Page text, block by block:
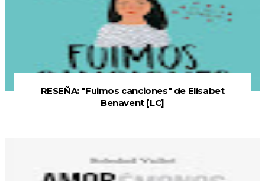
RESEÑA: "Fuimos canciones" de Elísabet
Benavent [LC]